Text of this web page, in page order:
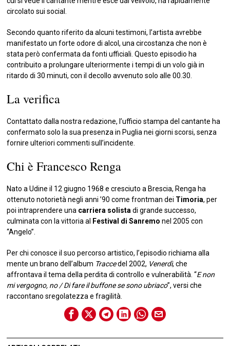
circolato sui social.
Secondo quanto riferito da alcuni testimoni, l’artista avrebbe
manifestato un forte odore di alcol, una circostanza che non è
stata però confermata da fonti ufficiali. Questo episodio ha
contribuito a prolungare ulteriormente i tempi di un volo già in
ritardo di 30 minuti, con il decollo avvenuto solo alle 00.30.
La verifica
Contattato dalla nostra redazione, l’ufficio stampa del cantante ha
confermato solo la sua presenza in Puglia nei giorni scorsi, senza
fornire ulteriori commenti sull’incidente.
Chi è Francesco Renga
Nato a Udine il 12 giugno 1968 e cresciuto a Brescia, Renga ha
ottenuto notorietà negli anni ’90 come frontman dei Timoria, per
poi intraprendere una carriera solista di grande successo,
culminata con la vittoria al
Festival di Sanremo nel 2005 con
“Angelo”.
Per chi conosce il suo percorso artistico, l’episodio richiama alla
mente un brano dell’album Traccedel 2002, Venerdì, che
affrontava il tema della perdita di controllo e vulnerabilità. “E non
mi vergogno, no / Di fare il buffone se sono ubriaco”, versi che
raccontano sregolatezza e fragilità.